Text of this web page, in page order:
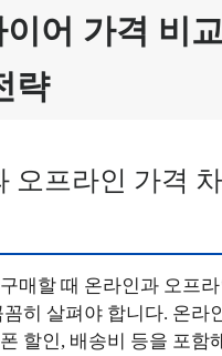
이어 가격 비
략
오프라인 가격
매할 때 온라인과 오프
히 살펴야 합니다. 온라
할인, 배송비 등을 포함